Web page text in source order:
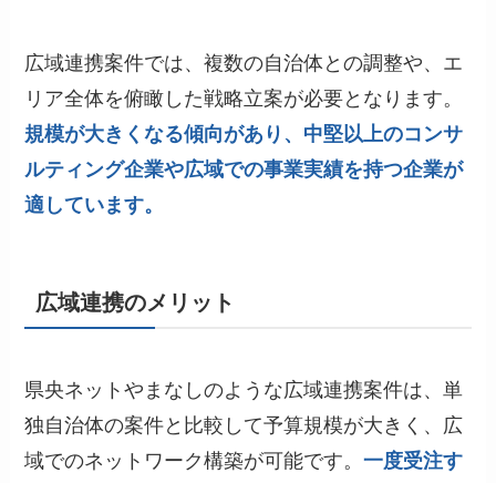
広域連携案件では、複数の自治体との調整や、エ
リア全体を俯瞰した戦略立案が必要となります。
規模が大きくなる傾向があり、中堅以上のコンサ
ルティング企業や広域での事業実績を持つ企業が
適しています。
広域連携のメリット
県央ネットやまなしのような広域連携案件は、単
独自治体の案件と比較して予算規模が大きく、広
域でのネットワーク構築が可能です。一度受注す